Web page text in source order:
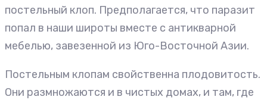
постельный клоп. Предполагается, что паразит
попал в наши широты вместе с антикварной
мебелью, завезенной из Юго-Восточной Азии.
Постельным клопам свойственна плодовитость.
Они размножаются и в чистых домах, и там, где